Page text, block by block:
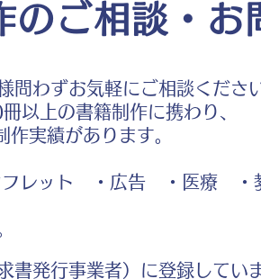
のご相談・お
わずお気軽にご相談ください
上の書籍制作に携わり、
実績があります。
レット ・広告 ・医療 ・
発行事業者）に登録してい